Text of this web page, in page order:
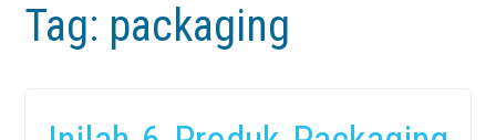
Tag: packaging